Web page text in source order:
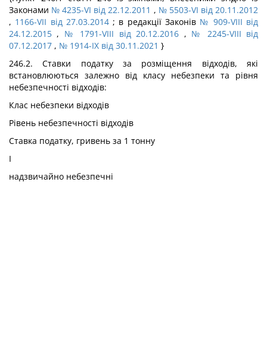
Законами № 4235-VI від 22.12.2011 , № 5503-VI від 20.11.2012
, 1166-VII від 27.03.2014; в редакції Законів № 909-VIII від
24.12.2015 , № 1791-VIII від 20.12.2016 , № 2245-VIII від
07.12.2017 , № 1914-IX від 30.11.2021 }
246.2. Ставки податку за розміщення відходів, які
встановлюються залежно від класу небезпеки та рівня
небезпечності відходів:
Клас небезпеки відходів
Рівень небезпечності відходів
Ставка податку, гривень за 1 тонну
I
надзвичайно небезпечні